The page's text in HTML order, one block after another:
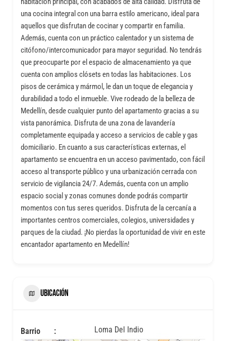
una cocina integral con una barra estilo americano, ideal para
aquellos que disfrutan de cocinar y compartir en familia.
Además, cuenta con un práctico calentador y un sistema de
citófono/intercomunicador para mayor seguridad. No tendrás
que preocuparte por el espacio de almacenamiento ya que
cuenta con amplios clósets en todas las habitaciones. Los
pisos de cerámica y mármol, le dan un toque de elegancia y
durabilidad a todo el inmueble. Vive rodeado de la belleza de
Medellín, desde cualquier punto del apartamento gracias a su
vista panorámica. Disfruta de una zona de lavandería
completamente equipada y acceso a servicios de cable y gas
domiciliario. En cuanto a sus características externas, el
apartamento se encuentra en un acceso pavimentado, con fácil
acceso al transporte público y una urbanización cerrada con
servicio de vigilancia 24/7. Además, cuenta con un amplio
espacio social y zonas comunes donde podrás compartir
momentos con tus seres queridos. Disfruta de la cercanía a
importantes centros comerciales, colegios, universidades y
parques de la ciudad. ¡No pierdas la oportunidad de vivir en este
encantador apartamento en Medellín!
UBICACIÓN
Barrio Loma Del Indio